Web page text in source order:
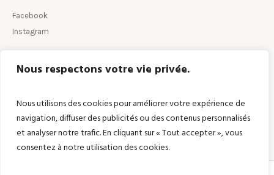
Nous respectons votre vie privée.
Nous utilisons des cookies pour améliorer votre expérience de
navigation, diffuser des publicités ou des contenus personnalisés
et analyser notre trafic. En cliquant sur « Tout accepter », vous
consentez à notre utilisation des cookies.
Facebook
Instagram